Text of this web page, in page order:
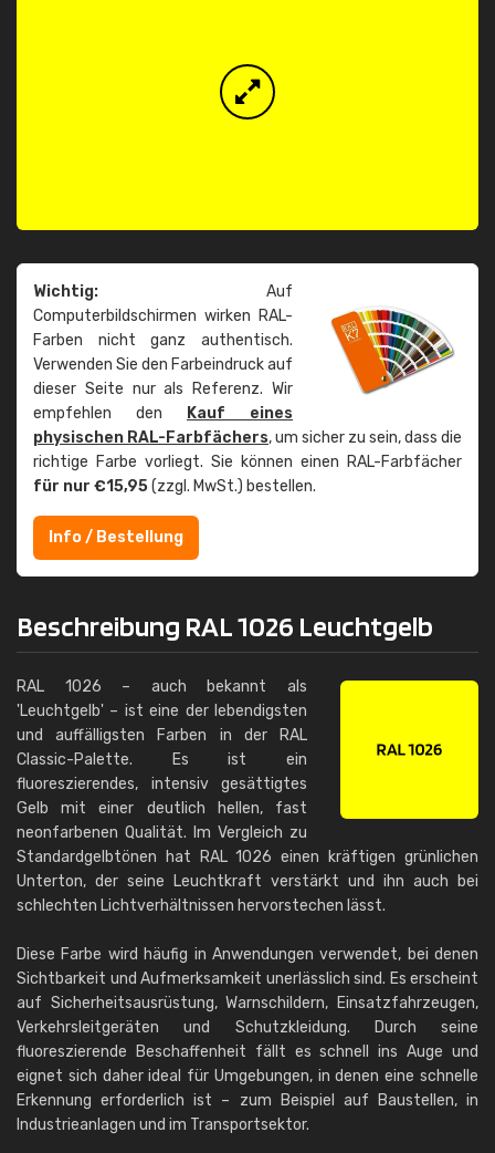
Wichtig: Auf
Computerbildschirmen wirken RAL-
Farben nicht ganz authentisch.
Verwenden Sie den Farbeindruck auf
dieser Seite nur als Referenz. Wir
empfehlen den
Kauf eines
physischen RAL-Farbfächers, um sicher zu sein, dass die
richtige Farbe vorliegt. Sie können einen RAL-Farbfächer
für nur €15,95(zzgl. MwSt.) bestellen.
Info / Bestellung
Beschreibung RAL 1026 Leuchtgelb
RAL 1026 – auch bekannt als
'Leuchtgelb' – ist eine der lebendigsten
und auffälligsten Farben in der RAL
Classic-Palette. Es ist ein
fluoreszierendes, intensiv gesättigtes
Gelb mit einer deutlich hellen, fast
neonfarbenen Qualität. Im Vergleich zu
Standardgelbtönen hat RAL 1026 einen kräftigen grünlichen
Unterton, der seine Leuchtkraft verstärkt und ihn auch bei
schlechten Lichtverhältnissen hervorstechen lässt.
Diese Farbe wird häufig in Anwendungen verwendet, bei denen
Sichtbarkeit und Aufmerksamkeit unerlässlich sind. Es erscheint
auf Sicherheitsausrüstung, Warnschildern, Einsatzfahrzeugen,
Verkehrsleitgeräten und Schutzkleidung. Durch seine
fluoreszierende Beschaffenheit fällt es schnell ins Auge und
eignet sich daher ideal für Umgebungen, in denen eine schnelle
Erkennung erforderlich ist – zum Beispiel auf Baustellen, in
Industrieanlagen und im Transportsektor.